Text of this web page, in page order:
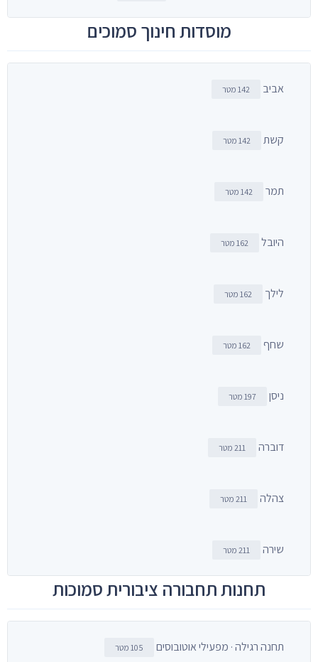
מוסדות חינוך סמוכים
אביב 142 מטר
קשת 142 מטר
תמר 142 מטר
היובל 162 מטר
לילך 162 מטר
שחף 162 מטר
ניסן 197 מטר
דוברה 211 מטר
צהלה 211 מטר
שירה 211 מטר
תחנות תחבורה ציבורית סמוכות
תחנה רגילה · מפעילי אוטובוסים 105 מטר